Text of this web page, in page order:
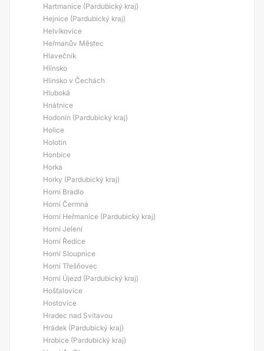
Hartmanice (Pardubický kraj)
Hejnice (Pardubický kraj)
Helvíkovice
Heřmanův Městec
Hlavečník
Hlinsko
Hlinsko v Čechách
Hluboká
Hnátnice
Hodonín (Pardubický kraj)
Holice
Holotín
Honbice
Horka
Horky (Pardubický kraj)
Horní Bradlo
Horní Čermná
Horní Heřmanice (Pardubický kraj)
Horní Jelení
Horní Ředice
Horní Sloupnice
Horní Třešňovec
Horní Újezd (Pardubický kraj)
Hošťalovice
Hostovice
Hradec nad Svitavou
Hrádek (Pardubický kraj)
Hrobice (Pardubický kraj)